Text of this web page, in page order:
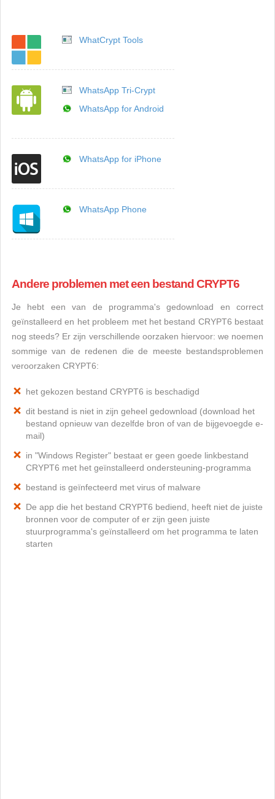
WhatCrypt Tools
WhatsApp Tri-Crypt
WhatsApp for Android
WhatsApp for iPhone
WhatsApp Phone
Andere problemen met een bestand CRYPT6
Je hebt een van de programma's gedownload en correct
geïnstalleerd en het probleem met het bestand CRYPT6 bestaat
nog steeds? Er zijn verschillende oorzaken hiervoor: we noemen
sommige van de redenen die de meeste bestandsproblemen
veroorzaken CRYPT6:
het gekozen bestand CRYPT6 is beschadigd
dit bestand is niet in zijn geheel gedownload (download het
bestand opnieuw van dezelfde bron of van de bijgevoegde e-
mail)
in "Windows Register" bestaat er geen goede linkbestand
CRYPT6 met het geïnstalleerd ondersteuning-programma
bestand is geïnfecteerd met virus of malware
De app die het bestand CRYPT6 bediend, heeft niet de juiste
bronnen voor de computer of er zijn geen juiste
stuurprogramma's geïnstalleerd om het programma te laten
starten